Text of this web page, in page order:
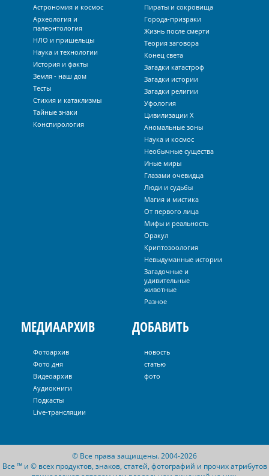
Астрономия и космос
Археология и
палеонтология
НЛО и пришельцы
Наука и технологии
История и факты
Земля - наш дом
Тесты
Стихия и катаклизмы
Тайные знаки
Конспирология
Пираты и сокровища
Города-призраки
Жизнь после смерти
Теория заговора
Конец света
Загадки катастроф
Загадки истории
Загадки религии
Уфология
Цивилизации Х
Аномальные зоны
Наука и космос
Необычные существа
Иные миры
Глазами очевидца
Люди и судьбы
Магия и мистика
От первого лица
Мифы и реальность
Оракул
Криптозоология
Невыдуманные истории
Загадочные и
удивительные
животные
Разное
МЕДИААРХИВ
Фотоархив
Фото дня
Видеоархив
Аудиокниги
Подкасты
Live-трансляции
ДОБАВИТЬ
новость
статью
фото
© Все права защищены. 2004-2026
Все ™ и © всех продуктов, знаков, статей, фотографий и прочих атрибутов